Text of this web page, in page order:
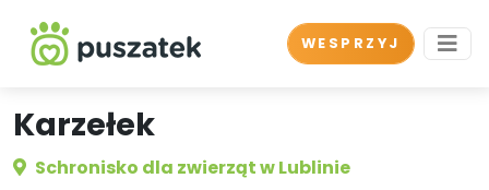
WESPRZYJ
Karzełek
Schronisko dla zwierząt w Lublinie